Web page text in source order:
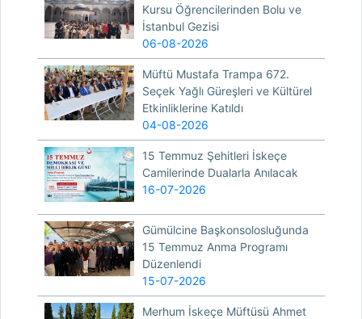
Kursu Öğrencilerinden Bolu ve
İstanbul Gezisi
06-08-2026
Müftü Mustafa Trampa 672.
Seçek Yağlı Güreşleri ve Kültürel
Etkinliklerine Katıldı
04-08-2026
15 Temmuz Şehitleri İskeçe
Camilerinde Dualarla Anılacak
16-07-2026
Gümülcine Başkonsolosluğunda
15 Temmuz Anma Programı
Düzenlendi
15-07-2026
Merhum İskeçe Müftüsü Ahmet